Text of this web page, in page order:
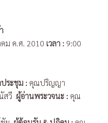
ม ค.ศ. 2010 เวลา : 9:00
ระชุม : คุณปริญญา
สวี ผู้อ่านพระวจนะ : คุณ